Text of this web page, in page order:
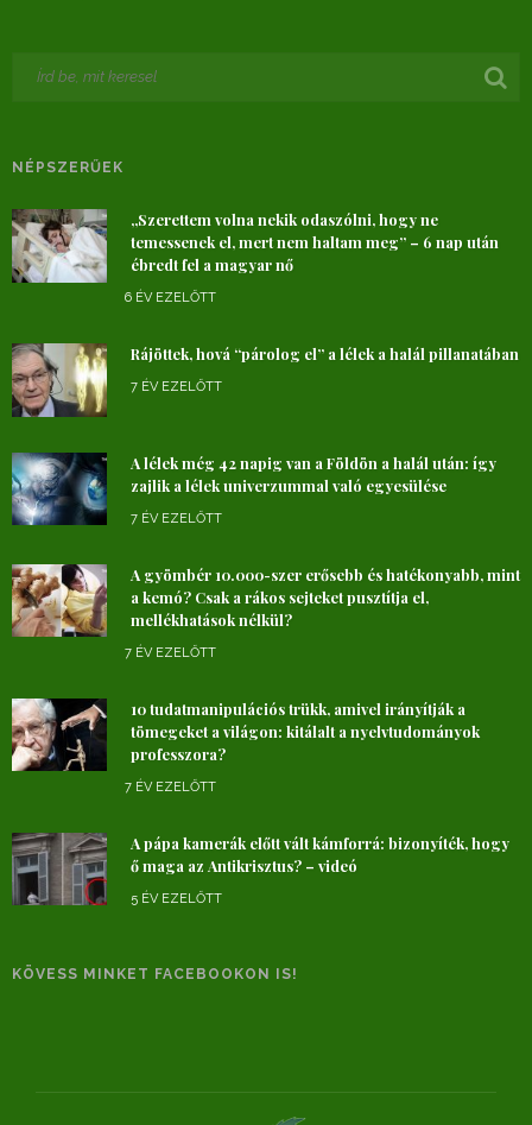
NÉPSZERŰEK
„Szerettem volna nekik odaszólni, hogy ne
temessenek el, mert nem haltam meg” – 6 nap után
ébredt fel a magyar nő
6 ÉV EZELŐTT
Rájöttek, hová “párolog el” a lélek a halál pillanatában
7 ÉV EZELŐTT
A lélek még 42 napig van a Földön a halál után: így
zajlik a lélek univerzummal való egyesülése
7 ÉV EZELŐTT
A gyömbér 10.000-szer erősebb és hatékonyabb, mint
a kemó? Csak a rákos sejteket pusztítja el,
mellékhatások nélkül?
7 ÉV EZELŐTT
10 tudatmanipulációs trükk, amivel irányítják a
tömegeket a világon: kitálalt a nyelvtudományok
professzora?
7 ÉV EZELŐTT
A pápa kamerák előtt vált kámforrá: bizonyíték, hogy
ő maga az Antikrisztus? – videó
5 ÉV EZELŐTT
KÖVESS MINKET FACEBOOKON IS!